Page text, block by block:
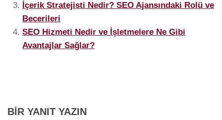
İçerik Stratejisti Nedir? SEO Ajansındaki Rolü ve
Becerileri
SEO Hizmeti Nedir ve İşletmelere Ne Gibi
Avantajlar Sağlar?
BIR YANIT YAZIN